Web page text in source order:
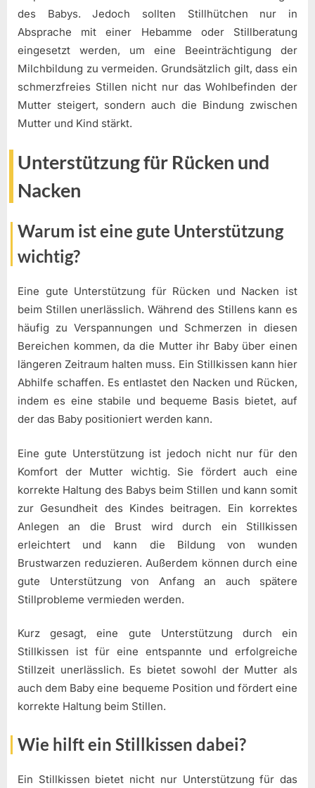
des Babys. Jedoch sollten Stillhütchen nur in
Absprache mit einer Hebamme oder Stillberatung
eingesetzt werden, um eine Beeinträchtigung der
Milchbildung zu vermeiden. Grundsätzlich gilt, dass ein
schmerzfreies Stillen nicht nur das Wohlbefinden der
Mutter steigert, sondern auch die Bindung zwischen
Mutter und Kind stärkt.
Unterstützung für Rücken und
Nacken
Warum ist eine gute Unterstützung
wichtig?
Eine gute Unterstützung für Rücken und Nacken ist
beim Stillen unerlässlich. Während des Stillens kann es
häufig zu Verspannungen und Schmerzen in diesen
Bereichen kommen, da die Mutter ihr Baby über einen
längeren Zeitraum halten muss. Ein Stillkissen kann hier
Abhilfe schaffen. Es entlastet den Nacken und Rücken,
indem es eine stabile und bequeme Basis bietet, auf
der das Baby positioniert werden kann.
Eine gute Unterstützung ist jedoch nicht nur für den
Komfort der Mutter wichtig. Sie fördert auch eine
korrekte Haltung des Babys beim Stillen und kann somit
zur Gesundheit des Kindes beitragen. Ein korrektes
Anlegen an die Brust wird durch ein Stillkissen
erleichtert und kann die Bildung von wunden
Brustwarzen reduzieren. Außerdem können durch eine
gute Unterstützung von Anfang an auch spätere
Stillprobleme vermieden werden.
Kurz gesagt, eine gute Unterstützung durch ein
Stillkissen ist für eine entspannte und erfolgreiche
Stillzeit unerlässlich. Es bietet sowohl der Mutter als
auch dem Baby eine bequeme Position und fördert eine
korrekte Haltung beim Stillen.
Wie hilft ein Stillkissen dabei?
Ein Stillkissen bietet nicht nur Unterstützung für das